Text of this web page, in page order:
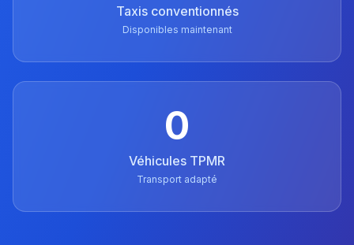
Taxis conventionnés
Disponibles maintenant
0
Véhicules TPMR
Transport adapté